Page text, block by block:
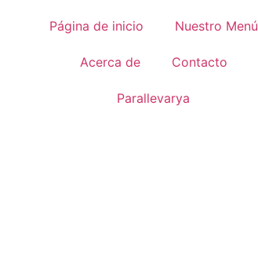
Página de inicio Nuestro Menú
Acerca de Contacto
Parallevarya